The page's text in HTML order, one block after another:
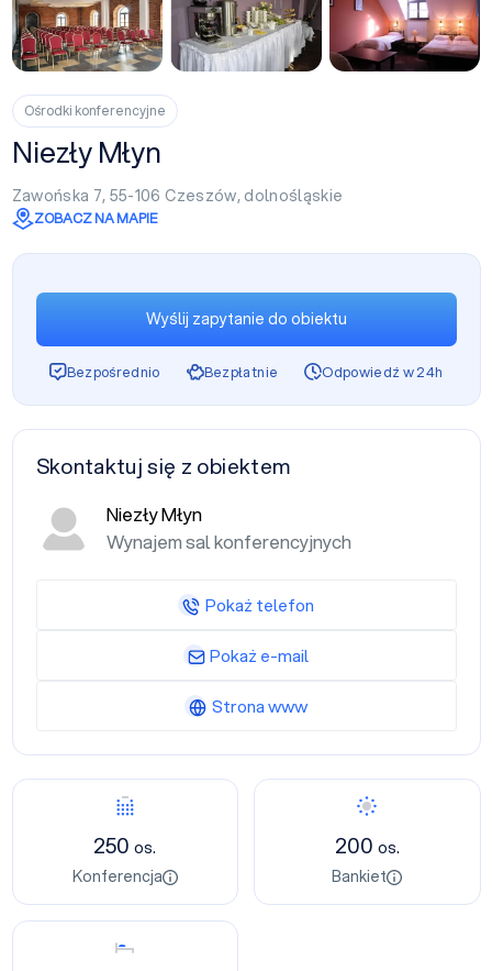
Ośrodki konferencyjne
Niezły Młyn
Zawońska 7, 55-106Czeszów, dolnośląskie
ZOBACZ NA MAPIE
Konferencja
250os.
Konferencja
Bankiet
200 os.
Bankiet
Nocleg
Wyślij zapytanie do obiektu
Bezpośrednio Bezpłatnie Odpowiedź w 24h
Skontaktuj się z obiektem
Niezły Młyn
Wynajem sal konferencyjnych
Pokaż telefon
Pokaż e-mail
Strona www